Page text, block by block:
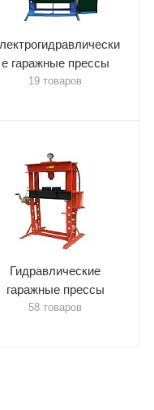
е гаражные прессы
19 товаров
Гидравлические
гаражные прессы
58 товаров